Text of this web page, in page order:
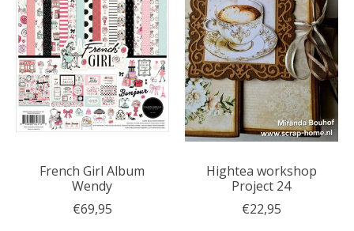
French Girl Album
Wendy
€69,95
Hightea workshop
Project 24
€22,95